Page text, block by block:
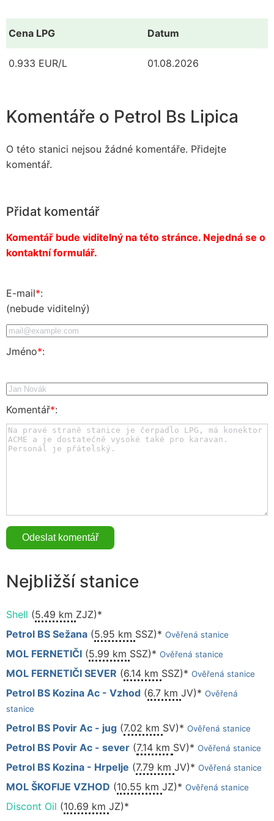
Cena LPG Datum
0.933 EUR/L 01.08.2026
Komentáře o Petrol Bs Lipica
O této stanici nejsou žádné komentáře. Přidejte
komentář.
Přidat komentář
Komentář bude viditelný na této stránce. Nejedná se o
kontaktní formulář.
E-mail*:
(nebude viditelný)
Jméno*:
Komentář*:
Nejbližší stanice
Shell (5.49 km ZJZ)*
Petrol BS Sežana (5.95 km SSZ)* Ověřená stanice
MOL FERNETIČI (5.99 km SSZ)* Ověřená stanice
MOL FERNETIČI SEVER (6.14 km SSZ)* Ověřená stanice
Petrol BS Kozina Ac - Vzhod (6.7 km JV)* Ověřená
stanice
Petrol BS Povir Ac - jug (7.02 km SV)* Ověřená stanice
Petrol BS Povir Ac - sever (7.14 km SV)* Ověřená stanice
Petrol BS Kozina - Hrpelje (7.79 km JV)* Ověřená stanice
MOL ŠKOFIJE VZHOD (10.55 km JZ)* Ověřená stanice
Discont Oil (10.69 km JZ)*